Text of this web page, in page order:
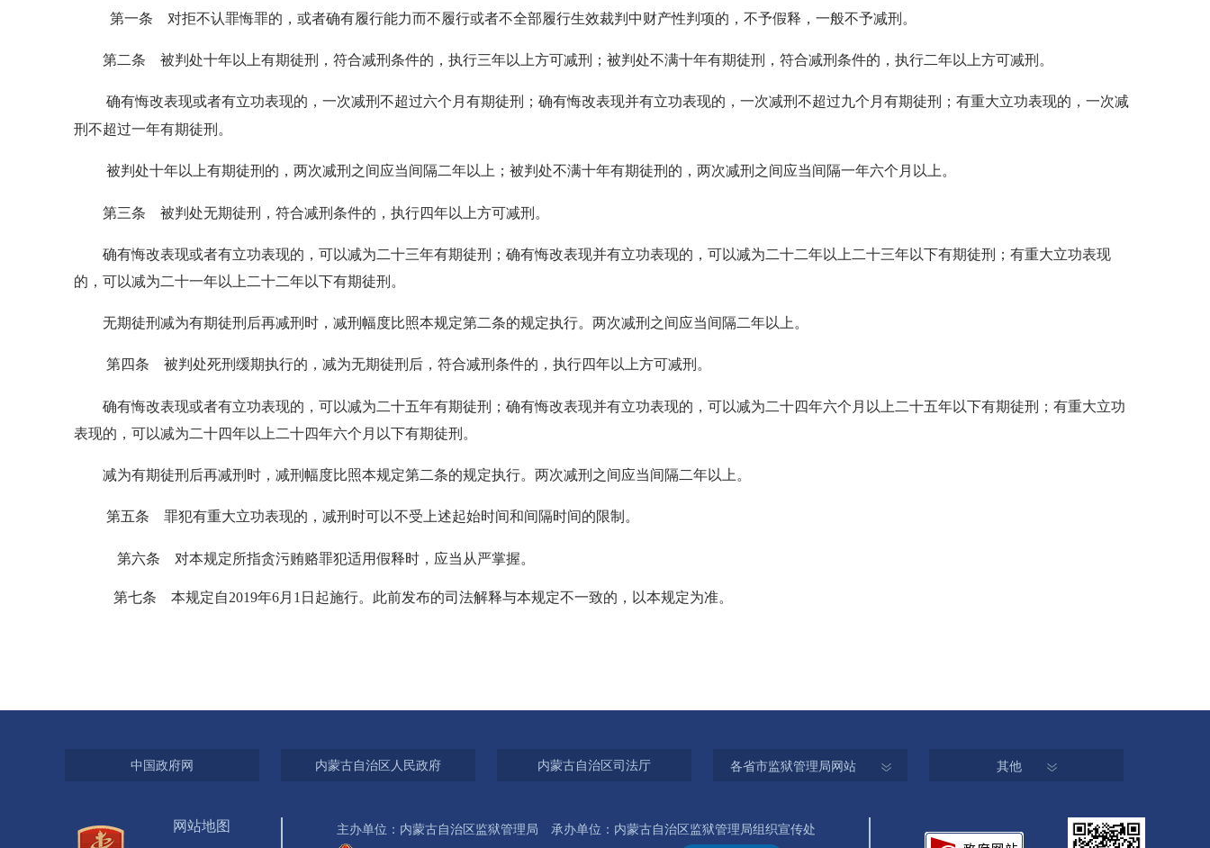
第一条 对拒不认罪悔罪的，或者确有履行能力而不履行或者不全部履行生效裁判中财产性判项的，不予假释，一般不予减刑。
第二条 被判处十年以上有期徒刑，符合减刑条件的，执行三年以上方可减刑；被判处不满十年有期徒刑，符合减刑条件的，执行二年以上方可减刑。
确有悔改表现或者有立功表现的，一次减刑不超过六个月有期徒刑；确有悔改表现并有立功表现的，一次减刑不超过九个月有期徒刑；有重大立功表现的，一次减
刑不超过一年有期徒刑。
被判处十年以上有期徒刑的，两次减刑之间应当间隔二年以上；被判处不满十年有期徒刑的，两次减刑之间应当间隔一年六个月以上。
第三条 被判处无期徒刑，符合减刑条件的，执行四年以上方可减刑。
确有悔改表现或者有立功表现的，可以减为二十三年有期徒刑；确有悔改表现并有立功表现的，可以减为二十二年以上二十三年以下有期徒刑；有重大立功表现
的，可以减为二十一年以上二十二年以下有期徒刑。
无期徒刑减为有期徒刑后再减刑时，减刑幅度比照本规定第二条的规定执行。两次减刑之间应当间隔二年以上。
第四条 被判处死刑缓期执行的，减为无期徒刑后，符合减刑条件的，执行四年以上方可减刑。
确有悔改表现或者有立功表现的，可以减为二十五年有期徒刑；确有悔改表现并有立功表现的，可以减为二十四年六个月以上二十五年以下有期徒刑；有重大立功
表现的，可以减为二十四年以上二十四年六个月以下有期徒刑。
减为有期徒刑后再减刑时，减刑幅度比照本规定第二条的规定执行。两次减刑之间应当间隔二年以上。
第五条 罪犯有重大立功表现的，减刑时可以不受上述起始时间和间隔时间的限制。
第六条 对本规定所指贪污贿赂罪犯适用假释时，应当从严掌握。
第七条 本规定自2019年6月1日起施行。此前发布的司法解释与本规定不一致的，以本规定为准。
中国政府网 内蒙古自治区人民政府 内蒙古自治区司法厅 各省市监狱管理局网站 其他
网站地图 主办单位：内蒙古自治区监狱管理局 承办单位：内蒙古自治区监狱管理局组织宣传处